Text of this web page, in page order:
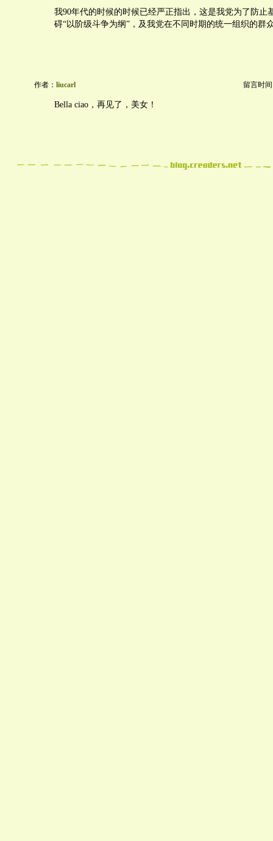
我90年代的时候的时候已经严正指出，这是我党为了防止
碍“以阶级斗争为纲”，及我党在不同时期的统一组织的群
作者： liucarl 留言时间
Bella ciao，再见了，美女！